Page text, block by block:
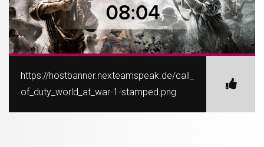
https://hostbanner.nexteamspeak.de/call_
of_duty_world_at_war-1-stamped.png